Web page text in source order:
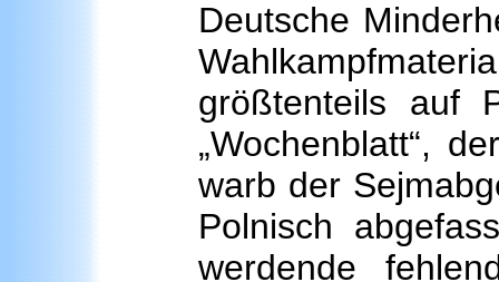
Deutsche
größtenteils auf
„Wochenblatt“,
warb der
Polnisch
werdende